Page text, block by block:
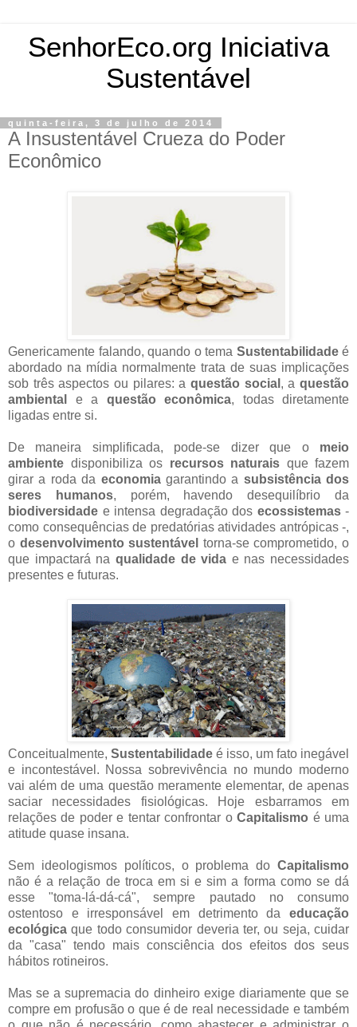
SenhorEco.org Iniciativa
Sustentável
quinta-feira, 3 de julho de 2014
A Insustentável Crueza do Poder
Econômico
Genericamente falando, quando o tema Sustentabilidadeé
abordado na mídia normalmente trata de suas implicações
sob três aspectos ou pilares: a questão social , aquestão
ambiental
e a questão econômica, todas diretamente
ligadas entre si.
De maneira simplificada, pode-se dizer que o meio
ambiente disponibiliza os recursos naturais que fazem
girar a roda da economiagarantindo a subsistência dos
seres humanos, porém, havendo desequilíbrio da
biodiversidade e intensa degradação dos ecossistemas-
como consequências de predatórias atividades antrópicas -,
o desenvolvimento sustentável torna-se comprometido, o
que impactará na qualidade de vida e nas necessidades
presentes e futuras.
Conceitualmente, Sustentabilidade é isso, um fato inegável
e incontestável. Nossa sobrevivência no mundo moderno
vai além de uma questão meramente elementar, de apenas
saciar necessidades fisiológicas. Hoje esbarramos em
relações de poder e tentar confrontar oCapitalismo é uma
atitude quase insana.
Sem ideologismos políticos, o problema do Capitalismo
não é a relação de troca em si e sim a forma como se dá
esse "toma-lá-dá-cá", sempre pautado no consumo
ostentoso e irresponsável em detrimento da educação
ecológica que todo consumidor deveria ter, ou seja, cuidar
da "casa" tendo mais consciência dos efeitos dos seus
hábitos rotineiros.
Mas se a supremacia do dinheiro exige diariamente que se
compre em profusão o que é de real necessidade e também